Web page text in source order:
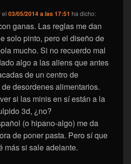
el03/05/2014 a las 17:51 ha dicho:
ganas. Las reglas me dan
solo pinto, pero el diseño de
mucho. Si no recuerdo mal
algo a las aliens que antes
de un centro de
desordenes alimentarios.
si las minis en sí están a la
3d, ¿no?
(o hipano-algo) me da
de poner pasta. Pero sí que
más si sale adelante.